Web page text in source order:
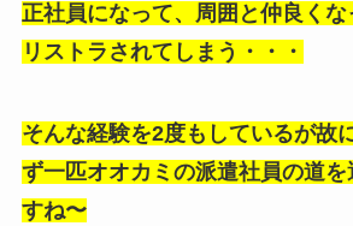
正社員になって、周囲と仲良く
リストラされてしまう・・・
そんな経験を2度もしているが故
ず一匹オオカミの派遣社員の道
すね〜